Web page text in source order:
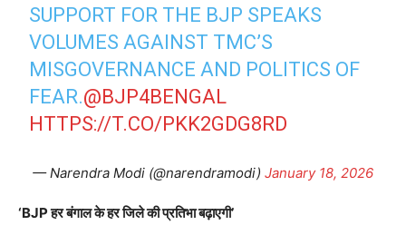
SUPPORT FOR THE BJP SPEAKS
VOLUMES AGAINST TMC’S
MISGOVERNANCE AND POLITICS OF
FEAR.@BJP4BENGAL
HTTPS://T.CO/PKK2GDG8RD
— Narendra Modi (@narendramodi) January 18, 2026
‘BJP हर बंगाल के हर जिले की प्रतिभा बढ़ाएगी’